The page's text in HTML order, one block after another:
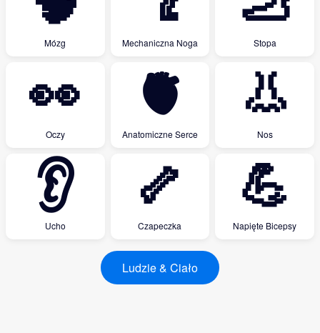
Mózg Mechaniczna Noga Stopa
👀
Oczy
🫀
Anatomiczne Serce
👃
Nos
👂
Ucho
🦴
Czapeczka
💪
Napięte Bicepsy
Ludzie & Ciało